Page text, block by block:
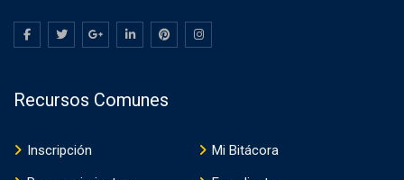
Recursos Comunes
Inscripción
Mi Bitácora